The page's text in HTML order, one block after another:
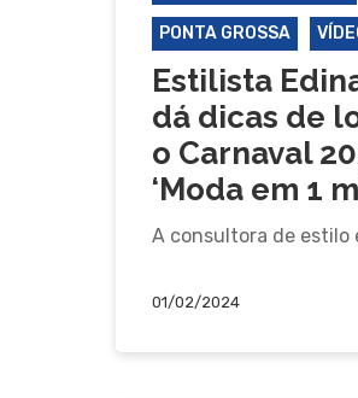
PONTA GROSSA
Estilista
dá dicas de
o Carnaval
‘Moda em 1
A consultora de estilo
01/02/2024